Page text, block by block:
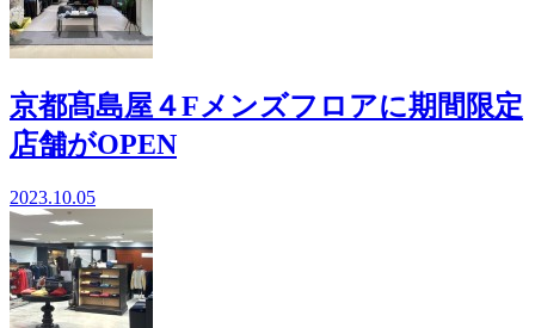
京都髙島屋４Fメンズフロアに期間限定
店舗がOPEN
2023.10.05